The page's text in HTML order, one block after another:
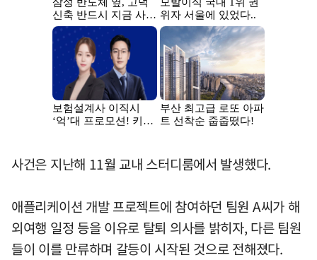
사건은 지난해 11월 교내 스터디룸에서 발생했다.
애플리케이션 개발 프로젝트에 참여하던 팀원 A씨가 해
외여행 일정 등을 이유로 탈퇴 의사를 밝히자, 다른 팀원
들이 이를 만류하며 갈등이 시작된 것으로 전해졌다.